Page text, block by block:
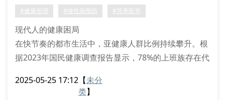
议要求查看工作人员的执业资格证书编号，这在
#健康管理 #慢性病预防 #营养医学
现代人的健康困局
在快节奏的都市生活中，亚健康人群比例持续攀升。根
据2023年国民健康调查报告显示，78%的上班族存在代
些健康挑战，专业的健康管理机构正成为都市人群的优
2025-05-25 17:12 【未分
类】